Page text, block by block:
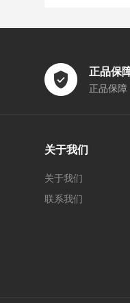
正品保
正品保
关于我们
关于我们
联系我们